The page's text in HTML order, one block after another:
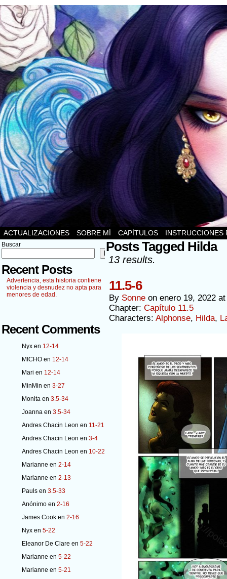
ACTUALIZACIONES SOBRE MÍ CAPÍTULOS INSTRUCCIONES
Buscar
Buscar
Recent Posts
Advertencia, esta historia contiene
violencia y desnudez no apta para
menores de edad.
Recent Comments
Nyx en 12-14
MICHO en 12-14
Mari en 12-14
MinMin en 3-27
Monita en 3.5-34
Joanna en 3.5-34
Andres Chacin Leon en 11-21
Andres Chacin Leon en 3-4
Andres Chacin Leon en 10-22
Marianne en 2-14
Marianne en 2-13
Pauls en 3.5-33
Anónimo en 2-16
James Cook en 2-16
Nyx en 5-22
Eleanor De Clare en 5-22
Marianne en 5-22
Marianne en 5-21
Posts Tagged Hilda
13 results.
11.5-6
By Sonne on enero 19, 2022
Chapter: Capítulo 11.5
Characters: Alphonse, Hilda,